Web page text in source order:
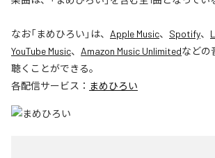
なお「まめひろい 」は、 Apple Music、 Spotify、
YouTube Music、 Amazon Music Unlimitedなどの
聴くことができる。
各配信サービス： まめひろい